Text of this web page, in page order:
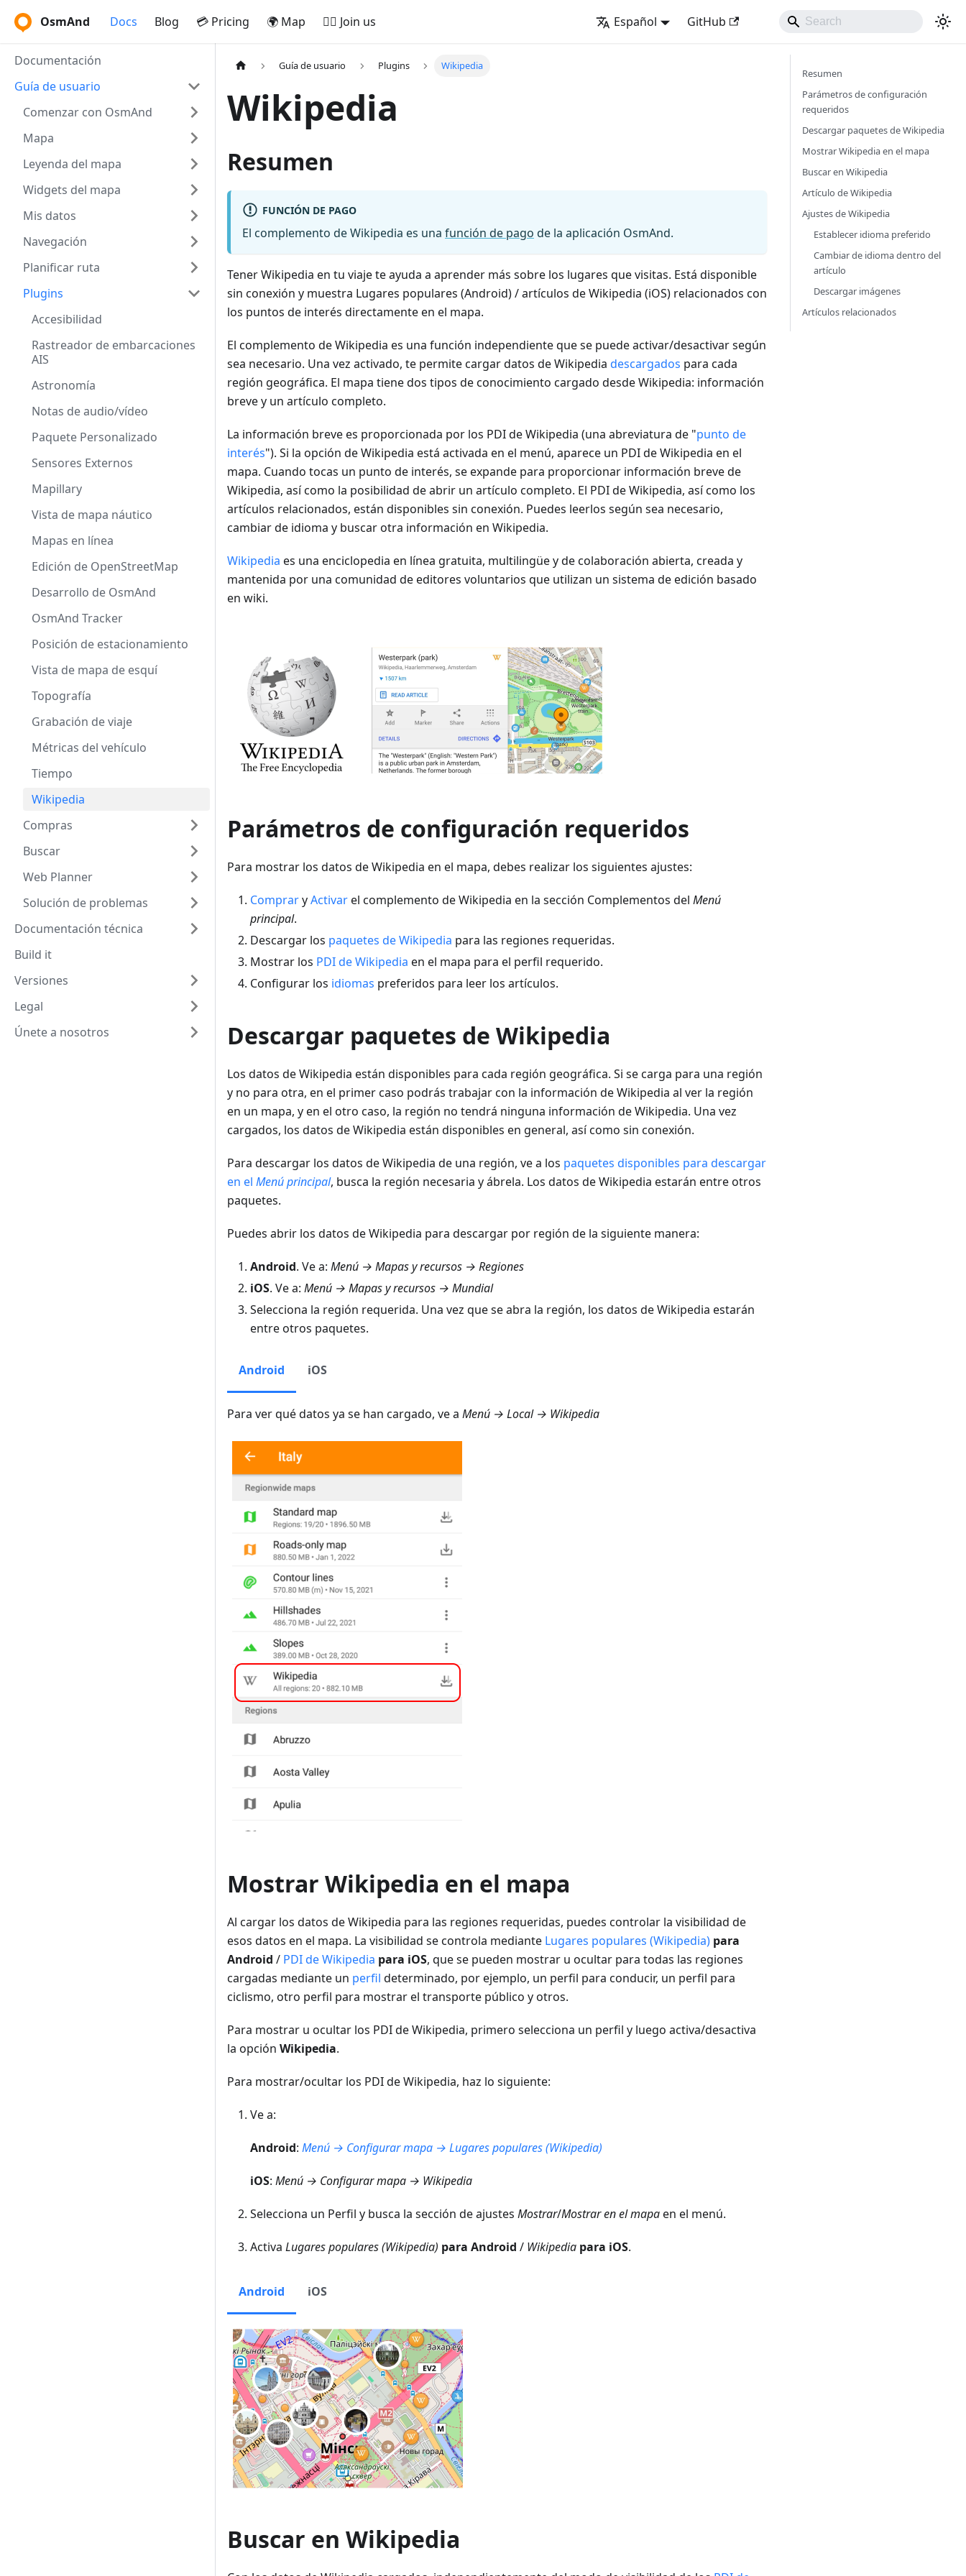
OsmAnd Docs Blog 💳 Pricing 🌍 Map 🚵‍♂️ Join us Español GitHub
Documentación
Guía de usuario
Comenzar con OsmAnd
Mapa
Leyenda del mapa
Widgets del mapa
Mis datos
Navegación
Planificar ruta
Plugins
Accesibilidad
Rastreador de embarcaciones
AIS
Astronomía
Notas de audio/vídeo
Paquete Personalizado
Sensores Externos
Mapillary
Vista de mapa náutico
Mapas en línea
Edición de OpenStreetMap
Desarrollo de OsmAnd
OsmAnd Tracker
Posición de estacionamiento
Vista de mapa de esquí
Topografía
Grabación de viaje
Métricas del vehículo
Tiempo
Wikipedia
Compras
Buscar
Web Planner
Solución de problemas
Documentación técnica
Build it
Versiones
Legal
Únete a nosotros
Guía de usuario Plugins Wikipedia
Wikipedia
Resumen
FUNCIÓN DE PAGO
El complemento de Wikipedia es una función de pago de la aplicación OsmAnd.
Tener Wikipedia en tu viaje te ayuda a aprender más sobre los lugares que visitas. Está disponible
sin conexión y muestra Lugares populares (Android) / artículos de Wikipedia (iOS) relacionados con
los puntos de interés directamente en el mapa.
El complemento de Wikipedia es una función independiente que se puede activar/desactivar según
sea necesario. Una vez activado, te permite cargar datos de Wikipedia descargados para cada
región geográfica. El mapa tiene dos tipos de conocimiento cargado desde Wikipedia: información
breve y un artículo completo.
La información breve es proporcionada por los PDI de Wikipedia (una abreviatura de "punto de
interés"). Si la opción de Wikipedia está activada en el menú, aparece un PDI de Wikipedia en el
mapa. Cuando tocas un punto de interés, se expande para proporcionar información breve de
Wikipedia, así como la posibilidad de abrir un artículo completo. El PDI de Wikipedia, así como los
artículos relacionados, están disponibles sin conexión. Puedes leerlos según sea necesario,
cambiar de idioma y buscar otra información en Wikipedia.
Wikipedia es una enciclopedia en línea gratuita, multilingüe y de colaboración abierta, creada y
mantenida por una comunidad de editores voluntarios que utilizan un sistema de edición basado
en wiki.
Parámetros de configuración requeridos
Para mostrar los datos de Wikipedia en el mapa, debes realizar los siguientes ajustes:
CompraryActivarel complemento de Wikipedia en la sección Complementos del Menú
principal.
Descargar los paquetes de Wikipedia para las regiones requeridas.
Mostrar los PDI de Wikipedia en el mapa para el perfil requerido.
Configurar los idiomas preferidos para leer los artículos.
Descargar paquetes de Wikipedia
Los datos de Wikipedia están disponibles para cada región geográfica. Si se carga para una región
y no para otra, en el primer caso podrás trabajar con la información de Wikipedia al ver la región
en un mapa, y en el otro caso, la región no tendrá ninguna información de Wikipedia. Una vez
cargados, los datos de Wikipedia están disponibles en general, así como sin conexión.
Para descargar los datos de Wikipedia de una región, ve a los paquetes disponibles para descargar
en el Menú principal, busca la región necesaria y ábrela. Los datos de Wikipedia estarán entre otros
paquetes.
Puedes abrir los datos de Wikipedia para descargar por región de la siguiente manera:
Android. Ve a: Menú → Mapas y recursos → Regiones
iOS. Ve a: Menú → Mapas y recursos → Mundial
Selecciona la región requerida. Una vez que se abra la región, los datos de Wikipedia estarán
entre otros paquetes.
Android iOS
Para ver qué datos ya se han cargado, ve a Menú → Local → Wikipedia
Mostrar Wikipedia en el mapa
Al cargar los datos de Wikipedia para las regiones requeridas, puedes controlar la visibilidad de
esos datos en el mapa. La visibilidad se controla mediante Lugares populares (Wikipedia) para
Android / PDI de Wikipedia para iOS, que se pueden mostrar u ocultar para todas las regiones
cargadas mediante un perfil determinado, por ejemplo, un perfil para conducir, un perfil para
ciclismo, otro perfil para mostrar el transporte público y otros.
Para mostrar u ocultar los PDI de Wikipedia, primero selecciona un perfil y luego activa/desactiva
la opción Wikipedia.
Para mostrar/ocultar los PDI de Wikipedia, haz lo siguiente:
Ve a:
Android: Menú → Configurar mapa → Lugares populares (Wikipedia)
iOS: Menú → Configurar mapa → Wikipedia
Selecciona un Perfil y busca la sección de ajustes Mostrar/Mostrar en el mapaen el menú.
Activa Lugares populares (Wikipedia) para Android / Wikipedia para iOS.
Android iOS
Buscar en Wikipedia
Resumen
Parámetros de configuración
requeridos
Descargar paquetes de Wikipedia
Mostrar Wikipedia en el mapa
Buscar en Wikipedia
Artículo de Wikipedia
Ajustes de Wikipedia
Establecer idioma preferido
Cambiar de idioma dentro del
artículo
Descargar imágenes
Artículos relacionados